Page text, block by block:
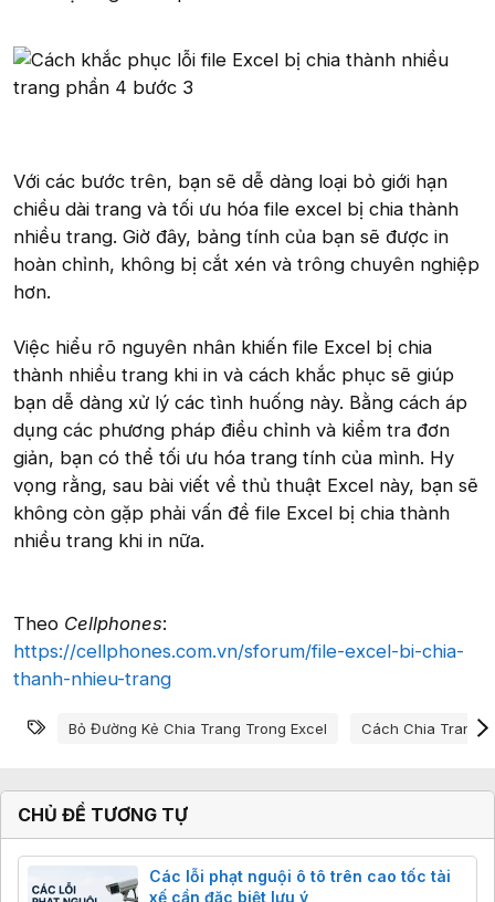
Với các bước trên, bạn sẽ dễ dàng loại bỏ giới hạn
chiều dài trang và tối ưu hóa file excel bị chia thành
nhiều trang. Giờ đây, bảng tính của bạn sẽ được in
hoàn chỉnh, không bị cắt xén và trông chuyên nghiệp
hơn.
Việc hiểu rõ nguyên nhân khiến file Excel bị chia
thành nhiều trang khi in và cách khắc phục sẽ giúp
bạn dễ dàng xử lý các tình huống này. Bằng cách áp
dụng các phương pháp điều chỉnh và kiểm tra đơn
giản, bạn có thể tối ưu hóa trang tính của mình. Hy
vọng rằng, sau bài viết về thủ thuật Excel này, bạn sẽ
không còn gặp phải vấn đề file Excel bị chia thành
nhiều trang khi in nữa.
Theo Cellphones:
https://cellphones.com.vn/sforum/file-excel-bi-chia-
thanh-nhieu-trang
Từ khóa
Bỏ Đường Kẻ Chia Trang Trong Excel Cách Chia Trang
CHỦ ĐỀ TƯƠNG TỰ
Các lỗi phạt nguội ô tô trên cao tốc tài
xế cần đặc biệt lưu ý